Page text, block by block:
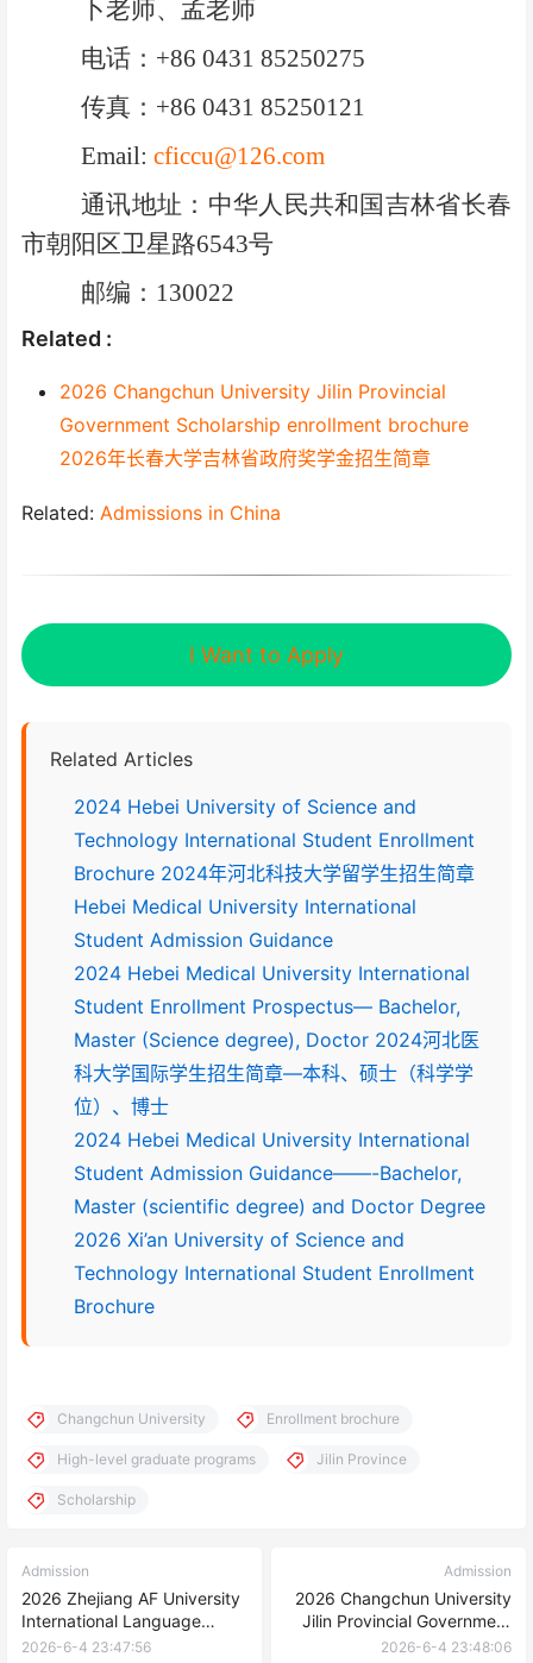
卜老师、孟老师
电话：+86 0431 85250275
传真：+86 0431 85250121
Email: cficcu@126.com
通讯地址：中华人民共和国吉林省长春
市朝阳区卫星路6543号
邮编：130022
Related :
2026 Changchun University Jilin Provincial
Government Scholarship enrollment brochure
2026年长春大学吉林省政府奖学金招生简章
Related: Admissions in China
I Want to Apply
Related Articles
2024 Hebei University of Science and
Technology International Student Enrollment
Brochure 2024年河北科技大学留学生招生简章
Hebei Medical University International
Student Admission Guidance
2024 Hebei Medical University International
Student Enrollment Prospectus— Bachelor,
Master (Science degree), Doctor 2024河北医
科大学国际学生招生简章—本科、硕士（科学学
位）、博士
2024 Hebei Medical University International
Student Admission Guidance——-Bachelor,
Master (scientific degree) and Doctor Degree
2026 Xi’an University of Science and
Technology International Student Enrollment
Brochure
Changchun University Enrollment brochure
High-level graduate programs Jilin Province
Scholarship
Admission
2026 Zhejiang AF University
International Language
Student Enrollment brochure
2026-6-4 23:47:56
Admission
2026 Changchun University
Jilin Provincial Government
Scholarship enrollment
2026-6-4 23:48:06